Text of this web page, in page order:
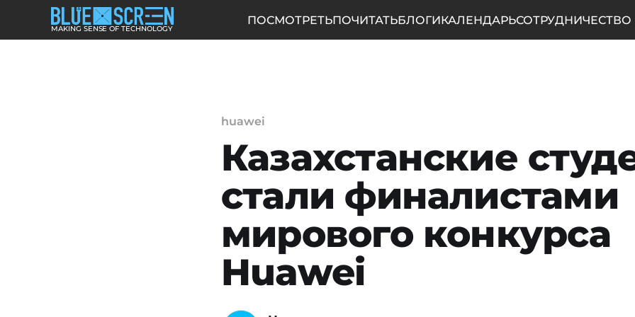
MAKING SENSE OF TECHNOLOGY
ПОСМОТРЕТЬПОЧИТАТЬБЛОГИКАЛЕНДАРЬСОТРУДНИЧЕСТВО
huawei
Казахстанские
стали финалистами
мирового конкурса
Huawei